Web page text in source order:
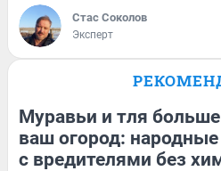
Стас Соколов
Эксперт
Муравьи и тля больше
ваш огород:
с вредителями без